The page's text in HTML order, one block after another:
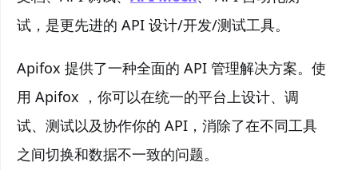
试，是更先进的 API 设计/开发/测试工具。
Apifox 提供了一种全面的 API 管理解决方案。使
用 Apifox ，你可以在统一的平台上设计、调
试、测试以及协作你的 API，消除了在不同工具
之间切换和数据不一致的问题。